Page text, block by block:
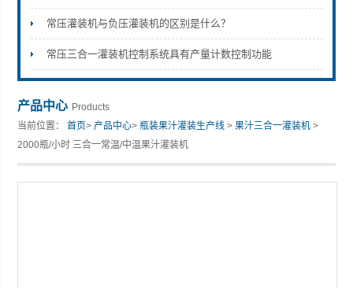
张家港市裕丰饮料机械有限公司
常压灌装机与负压灌装机的区别是什么？
常压三合一灌装机控制系统具有产量计数控制功能
产品中心 Products
当前位置：首页>产品中心>瓶装果汁灌装生产线 >果汁三合一灌装机 >
2000瓶/小时 三合一常温/中温果汁灌装机